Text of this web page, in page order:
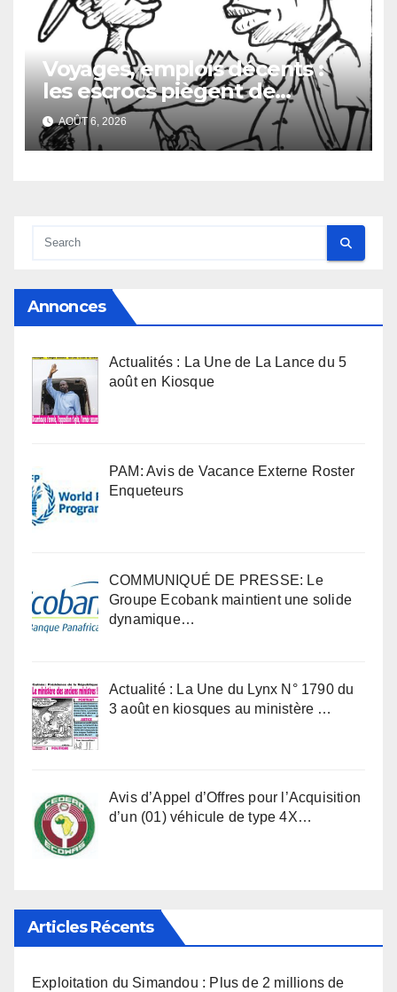
Voyages, emplois décents :
les escrocs piègent de
nombreux jeunes
AOÛT 6, 2026
Annonces
Actualités : La Une de La Lance du 5
août en Kiosque
PAM: Avis de Vacance Externe Roster
Enqueteurs
COMMUNIQUÉ DE PRESSE: Le
Groupe Ecobank maintient une solide
dynamique…
Actualité : La Une du Lynx N° 1790 du
3 août en kiosques au ministère …
Avis d’Appel d’Offres pour l’Acquisition
d’un (01) véhicule de type 4X…
Articles Récents
Exploitation du Simandou : Plus de 2 millions de